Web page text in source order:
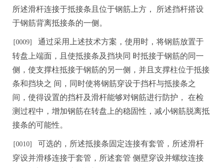
所述滑杆连接于抵接条且位于钢筋上方，
所述挡杆搭设
于钢筋背离抵接条的一侧。
[0009] 通过采用上述技术方案，使用时，将钢筋放置于
转盘上端面，且使抵接条及挡块同 时抵接于钢筋的同一
侧，使支撑柱抵接于钢筋的另一侧，并且支撑柱位于抵接
条和挡块之 间，同时使将钢筋穿设于挡杆与抵接条之
间，使得设置的挡杆及滑杆能够对钢筋进行防护 ， 在检
测过程中，增加钢筋在转盘上的稳固性，减小钢筋脱离抵
接条的可能性。
[0010] 可选的，所述抵接条固定连接有套管，所述滑杆
穿设并滑移连接于套管，所述套管 侧壁穿设并螺纹连接